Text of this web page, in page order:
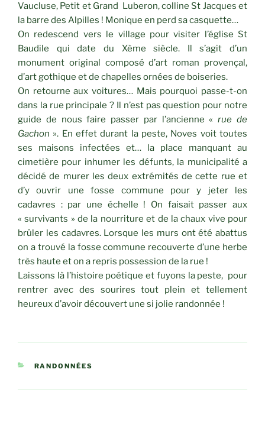
Vaucluse, Petit et Grand Luberon, colline St Jacques et
la barre des Alpilles ! Monique en perd sa casquette…
On redescend vers le village pour visiter l’église St
Baudile qui date du Xème siècle. Il s’agit d’un
monument original composé d’art roman provençal,
d’art gothique et de chapelles ornées de boiseries.
On retourne aux voitures… Mais pourquoi passe-t-on
dans la rue principale ? Il n’est pas question pour notre
guide de nous faire passer par l’ancienne «rue de
Gachon ». En effet durant la peste, Noves voit toutes
ses maisons infectées et… la place manquant au
cimetière pour inhumer les défunts, la municipalité a
décidé de murer les deux extrémités de cette rue et
d’y ouvrir une fosse commune pour y jeter les
cadavres : par une échelle ! On faisait passer aux
« survivants » de la nourriture et de la chaux vive pour
brûler les cadavres. Lorsque les murs ont été abattus
on a trouvé la fosse commune recouverte d’une herbe
très haute et on a repris possession de la rue !
Laissons là l’histoire poétique et fuyons la peste, pour
rentrer avec des sourires tout plein et tellement
heureux d’avoir découvert une si jolie randonnée !
CATÉGORIES
RANDONNÉES